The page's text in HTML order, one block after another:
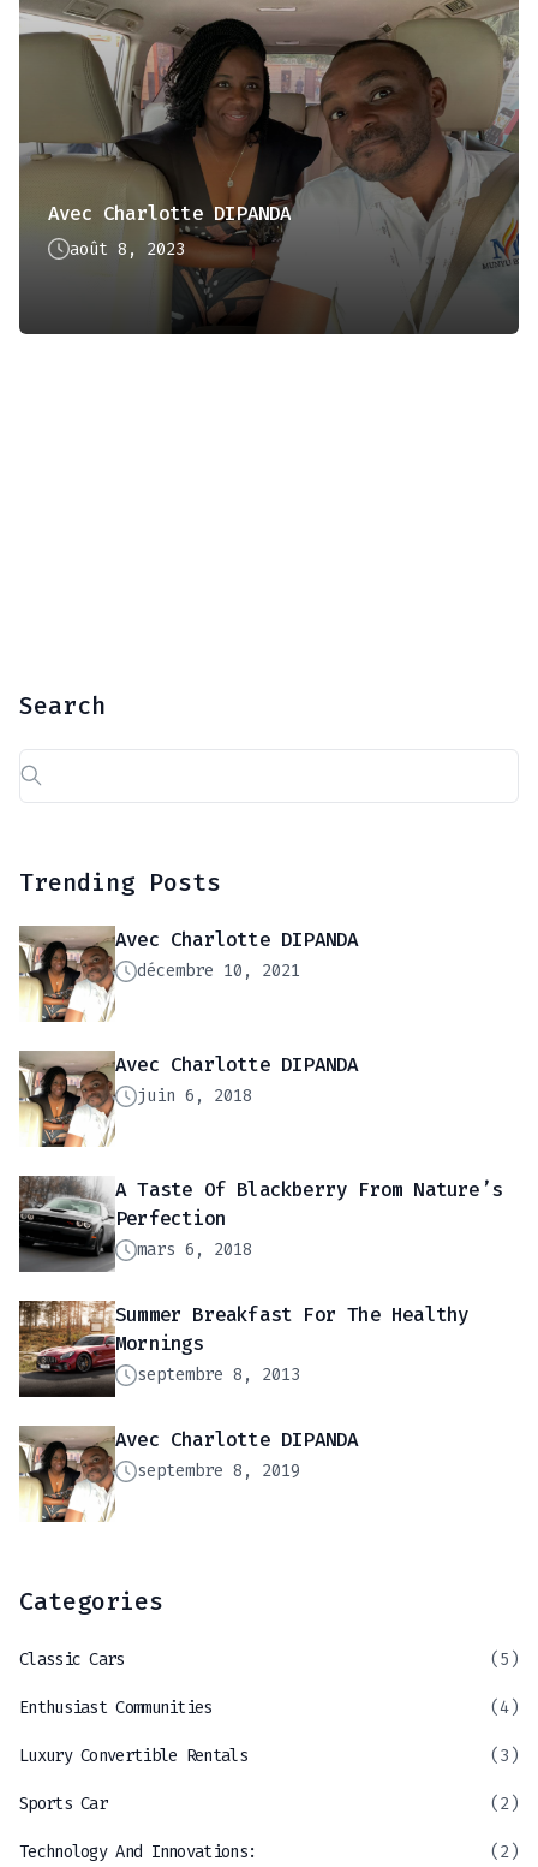
Avec Charlotte DIPANDA
août 8, 2023
Search
Rechercher :
Trending Posts
Avec Charlotte DIPANDA
décembre 10, 2021
Avec Charlotte DIPANDA
juin 6, 2018
A Taste Of Blackberry From Nature’s
Perfection
mars 6, 2018
Summer Breakfast For The Healthy
Mornings
septembre 8, 2013
Avec Charlotte DIPANDA
septembre 8, 2019
Categories
Classic Cars (5)
Enthusiast Communities (4)
Luxury Convertible Rentals (3)
Sports Car (2)
Technology And Innovations: (2)